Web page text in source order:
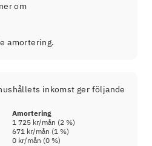
om
amortering.
inkomst ger följande
Amortering
1 725 kr/mån (2 %)
671 kr/mån (1 %)
0 kr/mån (0 %)